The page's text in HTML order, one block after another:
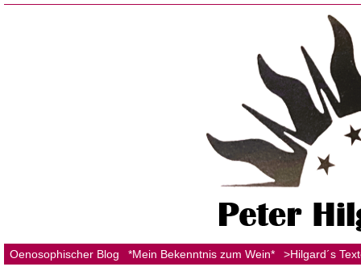
Oenosophischer Blog *Mein Bekenntnis zum Wein* >Hilgard´s